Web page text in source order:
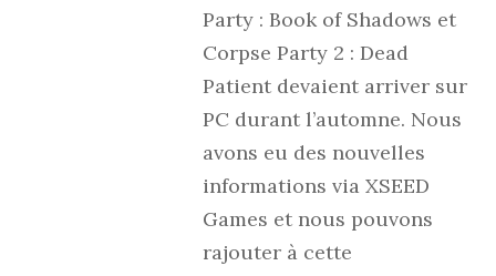
Party : Book of Shadows et
Corpse Party 2 : Dead
Patient devaient arriver sur
PC durant l’automne. Nous
avons eu des nouvelles
informations via XSEED
Games et nous pouvons
rajouter à cette